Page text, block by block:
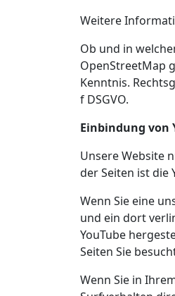
Weitere
Ob und in
OpenStreetMap
Kenntnis.
f DSGVO.
Einbindung von
Unsere Website
der Seiten ist die
Wenn Sie eine
und ein dort
YouTube
Seiten Sie
Wenn Sie in